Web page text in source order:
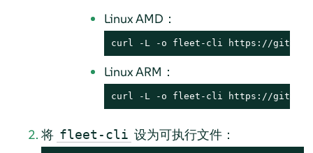
Linux AMD：
curl -L -o fleet-cli https://
Linux ARM：
curl -L -o fleet-cli https://
将 fleet-cli 设为可执行文件：